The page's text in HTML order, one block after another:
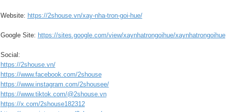
Website: https://2shouse.vn/xay-nha-tron-goi-hue/
Google Site: https://sites.google.com/view/xaynhatrongoihue/xaynhatrongoihue
Social:
https://2shouse.vn/
https://www.facebook.com/2shouse
https://www.instagram.com/2shousee/
https://www.tiktok.com/@2shouse.vn
https://x.com/2shouse182312